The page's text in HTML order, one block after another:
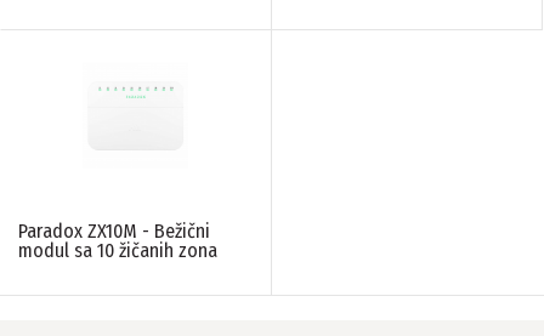
Paradox ZX10M - Bežični
modul sa 10 žičanih zona